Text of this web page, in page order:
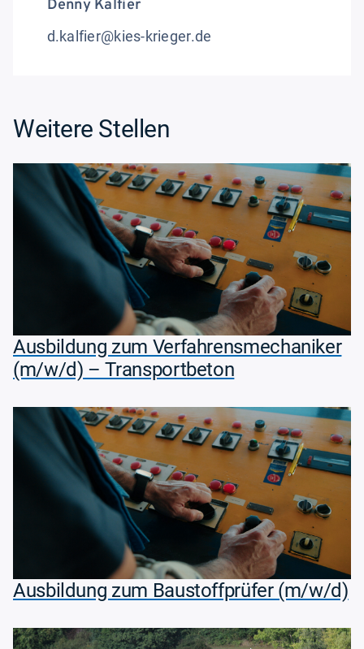
Denny Kalfier
d.kalfier@kies-krieger.de
Weitere Stellen
Ausbildung zum Verfahrensmechaniker
(m/w/d) – Transportbeton
Ausbildung zum Baustoffprüfer (m/w/d)